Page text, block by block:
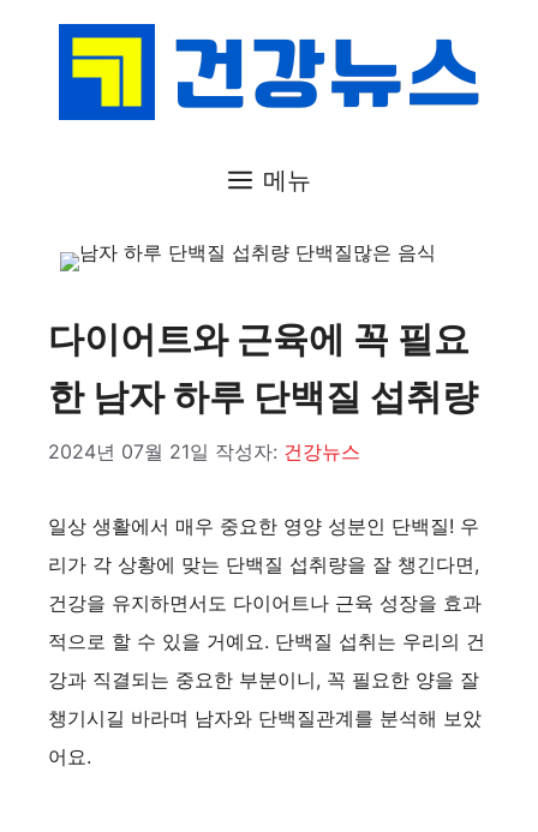
메뉴
다이어트와 근육에 꼭 필요
한 남자 하루 단백질 섭취량
2024년 07월 21일 작성자: 건강뉴스
일상 생활에서 매우 중요한 영양 성분인 단백질! 우
리가 각 상황에 맞는 단백질 섭취량을 잘 챙긴다면,
건강을 유지하면서도 다이어트나 근육 성장을 효과
적으로 할 수 있을 거예요. 단백질 섭취는 우리의 건
강과 직결되는 중요한 부분이니, 꼭 필요한 양을 잘
챙기시길 바라며 남자와 단백질관계를 분석해 보았
어요.